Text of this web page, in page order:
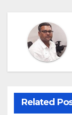
Related